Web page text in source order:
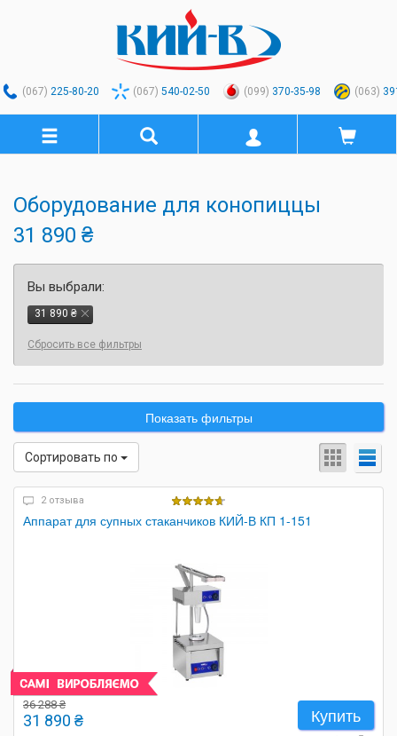
(067) 225-80-20 (067) 540-02-50 (099) 370-35-98 (063)
Показать фильтры
Сортировать по
2 отзыва
Аппарат для супных стаканчиков КИЙ-В КП 1-151
Купить
36 288 ₴
31 890 ₴
Оборудование для конопиццы
31 890 ₴
Вы выбрали:
31 890 ₴
Сбросить все фильтры